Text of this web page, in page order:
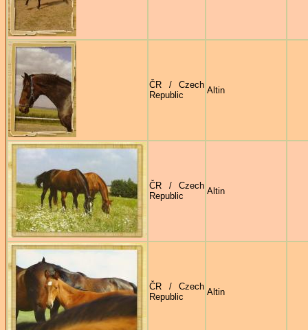
ČR / Czech
Republic
Altin
ČR / Czech
Republic
Altin
ČR / Czech
Republic
Altin